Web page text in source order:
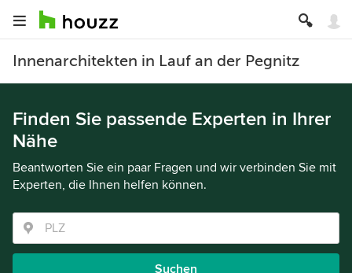
Innenarchitekten in Lauf an der Pegnitz
Finden Sie passende Experten in Ihrer
Nähe
Beantworten Sie ein paar Fragen und wir verbinden Sie mit
Experten, die Ihnen helfen können.
Suchen